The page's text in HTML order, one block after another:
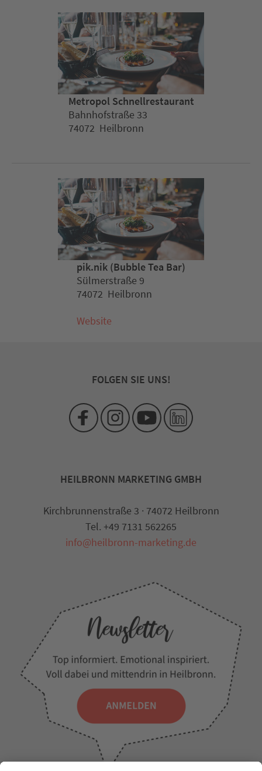
Metropol Schnellrestaurant
Bahnhofstraße 33
74072 Heilbronn
pik.nik (Bubble Tea Bar)
Sülmerstraße 9
74072 Heilbronn
Website
FOLGEN SIE UNS!
HEILBRONN MARKETING GMBH
Kirchbrunnenstraße 3 · 74072 Heilbronn
Tel. +49 7131 562265
info@heilbronn-marketing.de